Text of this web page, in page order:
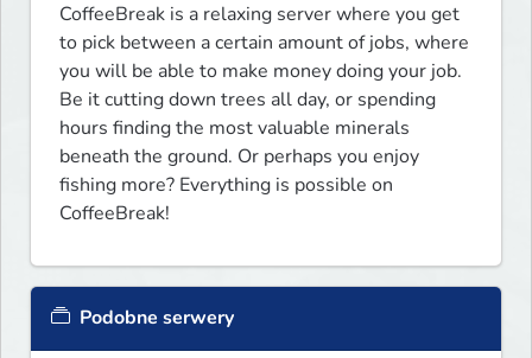
CoffeeBreak is a relaxing server where you get
to pick between a certain amount of jobs, where
you will be able to make money doing your job.
Be it cutting down trees all day, or spending
hours finding the most valuable minerals
beneath the ground. Or perhaps you enjoy
fishing more? Everything is possible on
CoffeeBreak!
Podobne serwery